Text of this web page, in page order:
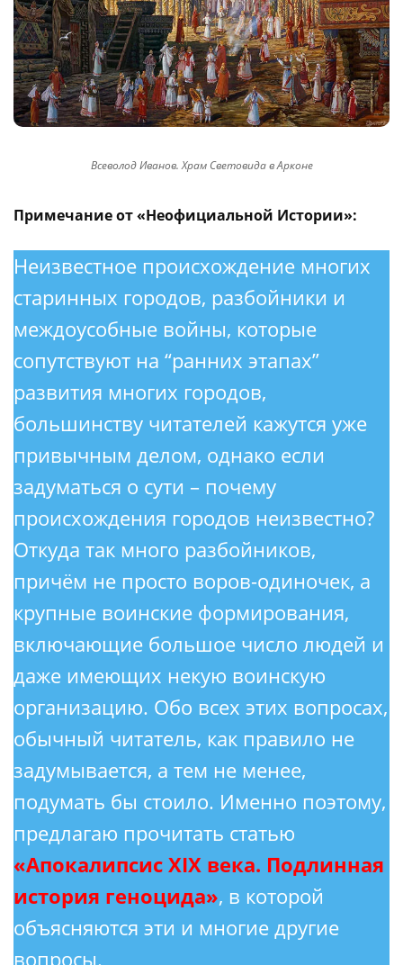
Всеволод Иванов. Храм Световида в Арконе
Примечание от «Неофициальной Истории»:
Неизвестное происхождение многих
старинных городов, разбойники и
междоусобные войны, которые
сопутствуют на “ранних этапах”
развития многих городов,
большинству читателей кажутся уже
привычным делом, однако если
задуматься о сути – почему
происхождения городов неизвестно?
Откуда так много разбойников,
причём не просто воров-одиночек, а
крупные воинские формирования,
включающие большое число людей и
даже имеющих некую воинскую
организацию. Обо всех этих вопросах,
обычный читатель, как правило не
задумывается, а тем не менее,
подумать бы стоило. Именно поэтому,
предлагаю прочитать статью
«Апокалипсис XIX века. Подлинная
история геноцида», в которой
объясняются эти и многие другие
вопросы.